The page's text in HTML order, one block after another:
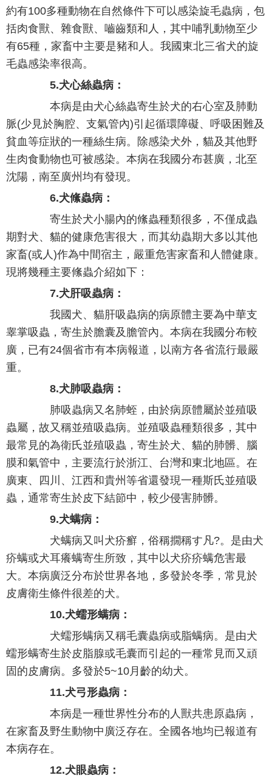
約有100多種動物在自然條件下可以感染旋毛蟲病，包
括肉食獸、雜食獸、嚙齒類和人，其中哺乳動物至少
有65種，家畜中主要是豬和人。我國東北三省犬的旋
毛蟲感染率很高。
5.犬心絲蟲病：
本病是由犬心絲蟲寄生於犬的右心室及肺動
脈(少見於胸腔、支氣管內)引起循環障礙、呼吸困難及
貧血等症狀的一種絲生病。除感染犬外，貓及其他野
生肉食動物也可被感染。本病在我國分布甚廣，北至
沈陽，南至廣州均有發現。
6.犬絛蟲病：
寄生於犬小腸內的絛蟲種類很多，不僅成蟲
期對犬、貓的健康危害很大，而其幼蟲期大多以其他
家畜(或人)作為中間宿主，嚴重危害家畜和人體健康。
現將幾種主要絛蟲介紹如下：
7.犬肝吸蟲病：
我國犬、貓肝吸蟲病的病原體主要為中華支
睾掌吸蟲，寄生於膽囊及膽管內。本病在我國分布較
廣，已有24個省市有本病報道，以南方各省流行最嚴
重。
8.犬肺吸蟲病：
肺吸蟲病又名肺蛭，由於病原體屬於並殖吸
蟲屬，故又稱並殖吸蟲病。並殖吸蟲種類很多，其中
最常見的為衛氏並殖吸蟲，寄生於犬、貓的肺髒、腦
膜和氣管中，主要流行於浙江、台灣和東北地區。在
廣東、四川、江西和貴州等省還發現一種斯氏並殖吸
蟲，通常寄生於皮下結節中，較少侵害肺髒。
9.犬螨病：
犬螨病又叫犬疥癬，俗稱撊稱す凡?。是由犬
疥螨或犬耳癢螨寄生所致，其中以犬疥疥螨危害最
大。本病廣泛分布於世界各地，多發於冬季，常見於
皮膚衛生條件很差的犬。
10.犬蠕形螨病：
犬蠕形螨病又稱毛囊蟲病或脂螨病。是由犬
蠕形螨寄生於皮脂腺或毛囊而引起的一種常見而又頑
固的皮膚病。多發於5~10月齡的幼犬。
11.犬弓形蟲病：
本病是一種世界性分布的人獸共患原蟲病，
在家畜及野生動物中廣泛存在。全國各地均已報道有
本病存在。
12.犬眼蟲病：